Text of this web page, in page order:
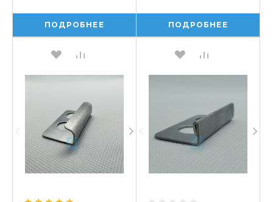
ПОДРОБНЕЕ ПОДРОБНЕЕ